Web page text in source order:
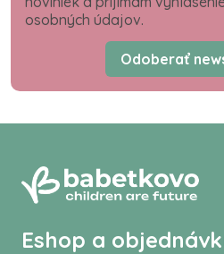
osobných údajov.
Odoberať
Eshop a